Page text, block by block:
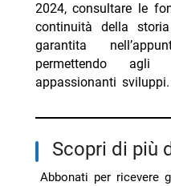
2024, consultare le
continuità della
garantita
permettendo
appassionanti sviluppi.
Scopri di più
Abbonati per ricevere